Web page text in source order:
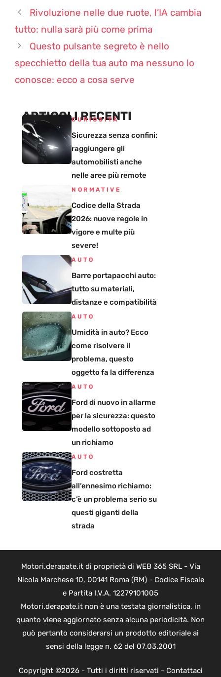
Rivoluzione nelle due ruote, l’IA cambia
tutto: nulla sarà più come prima
Questo pulsante segreto è nello
specchietto della tua auto ma nessuno lo
conosce: ecco a cosa serve
ARTICOLI RECENTI
CURIOSITÀ
Sicurezza senza confini:
raggiungere gli
automobilisti anche
nelle aree più remote
NORMATIVE
Codice della Strada
2026: nuove regole in
vigore e multe più
severe!
AUTO
Barre portapacchi auto:
tutto su materiali,
distanze e compatibilità
AUTO
Umidità in auto? Ecco
come risolvere il
problema, questo
oggetto fa la differenza
AUTO
Ford di nuovo in allarme
per la sicurezza: questo
modello sottoposto ad
un richiamo
AUTO
Ford costretta
all’ennesimo richiamo:
c’è un problema serio su
questi giganti della
strada
Motori.derapate.it di proprietà di WEB 365 SRL - Via
Nicola Marchese 10, 00141 Roma (RM) - Codice Fiscale
e Partita I.V.A. 12279101005
Motori.derapate.it non è una testata giornalistica, in
quanto viene aggiornato senza alcuna periodicità. Non
può pertanto considerarsi un prodotto editoriale ai
sensi della legge n. 62 del 07.03.2001
Copyright ©2026 - Tutti i diritti riservati - Contattaci